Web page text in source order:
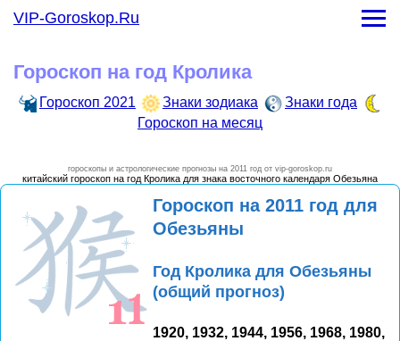
Гороскоп на год Кролика
гороскопы и астрологические прогнозы на 2011 год от vip-goroskop.ru
китайский гороскоп на год Кролика для знака восточного календаря Обезьяна
Гороскоп на 2011 год для
Обезьяны
Год Кролика для Обезьяны
(общий прогноз)
1920, 1932, 1944, 1956, 1968, 1980,
Гороскоп 2021 Знаки зодиака
Знаки года
Гороскоп на месяц
VIP-Goroskop.RuГороскоп на месяц
-Гороскоп на январь 2021 года
-Гороскоп на март 2021 года
Гороскоп на апрель 2021 года
-Гороскоп на май 2021 года
Гороскоп на июнь 2021 года
-Гороскоп на август 2021 года
- Гороскоп на октябрь 2021 года
-Гороскоп на ноябрь 2021 года
-Гороскоп на декарь 2021 года